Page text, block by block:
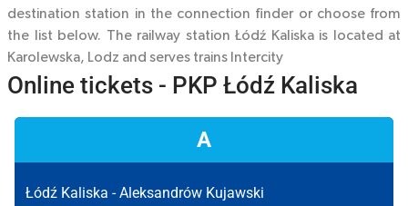
destination station in the connection finder or choose from
the list below. The railway station Łódź Kaliska is located at
Karolewska, Lodz and serves trains Intercity
Online tickets - PKP Łódź Kaliska
A
Łódź Kaliska -Aleksandrów Kujawski